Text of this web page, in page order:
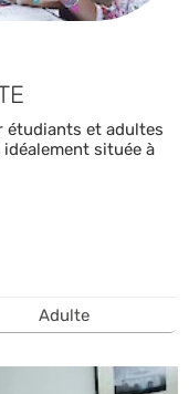
étudiants et adultes
située à
Adulte